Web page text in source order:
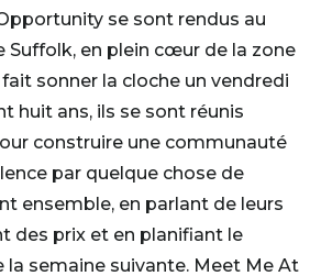
se sont rendus au
Suffolk, en plein cœur de la zone
sonner la cloche un vendredi
huit ans, ils se sont réunis
construire une communauté
par quelque chose de
ensemble, en parlant de leurs
des prix et en planifiant le
semaine suivante. Meet Me At